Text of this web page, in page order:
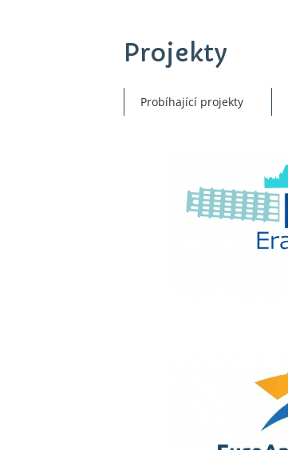
Projekty
Probíhající projekty